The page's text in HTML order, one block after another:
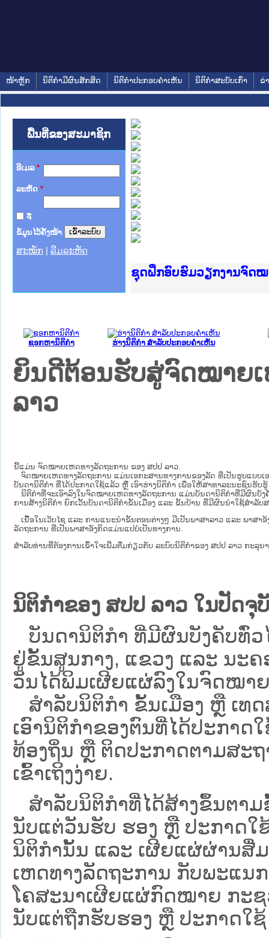
ໜ້າຫຼັກ ນິຕິກໍາມີຜົນສັກສິດ ນິຕິກໍາປະກອບຄໍາເຫັນ ນິຕິກໍາສະບັບເກົ່າ ຂ່
ພື້ນທີ່ຂອງສະມາຊິກ
ອີເມລ *
ລະຫັດ *
ຈື່
ຂໍ້ມູນໄວ້ຄັ້ງໜ້າ
ສະໝັກ ລືມລະຫັດ
Ministry of Justice Lao
ເຜີຍແຜ່ວັບໄຊຈົດໝາຍເຫດ
ກະຊວງຍຸຕິທຳ
ຊຸດຝຶກອົບຮົມວຽກງານຈົດໝ
ກອງປະຊຸມທົບທວນຄືນການ
ຝຶກອົບຮົມ ຜູ່ປະສານງານວ
ຝຶກອົບຮົມ ຜູ່ປະສານງານວ
ເຜີຍແຜ່ແອັບກົດໝາຍລາວ
ເຜີຍແຜ່ແອັບກົດໝາຍລາວ
ຍົກລະດັບວຽກງານຈົດໝາຍ
ຊຸດຝຶກອົບຮົມວຽກງານຈົດໝ
ຊອກຫານິຕິກໍາ ຮ່າງນິຕິກໍາ ສໍາລັບປະກອບຄໍາເຫັນ
ຍິນດີຕ້ອນຮັບສູ່ຈົດໝາຍເ
ລາວ
ນີ້ແມ່ນ ຈົດໝາຍເຫດທາງລັດຖະການ ຂອງ ສປປ ລາວ.
ຈົດໝາຍເຫດທາງລັດຖະການ ແມ່ນ​ເອ​ກະ​ສານ​ທາງ​ການ​ຂອງ​ລັດ ທີ່​ເປັນ​ຮູບ​ແບບ​ເ
ບັນ​ດາ​ນິ​ຕິ​ກຳ ທີ່ໄດ້ປະກາດໃຊ້ແລ້ວ ຫຼື ເອົາຮ່າງນິຕິກໍາ ເພື່ອໃຫ້​ສາ​ທາ​ລະ​ນະ​ຊົນ​ຮັບ​
ນິ​ຕິ​ກຳ​ທີ່​ຈະ​ເອົາ​ລົງ​ໃນ​ຈົດ​ໝາຍ​ເຫດ​ທາງ​ລັດ​ຖະ​ການ ​ແມ່ນ​ບັນ​ດາ​ນິ​ຕິ​ກຳ​ທີ່​ມີ​ຜົນ​ບັ
ການ​ສ້າງ​ນິ​ຕິ​ກຳ ຍົກ​ເວັ້ນ​ບັນ​ດານິ​ຕິ​ກຳ​ຂັ້ນ​ເມືອງ ແລະ ຂັ້ນ​ບ້ານ ​ທີ່​ມີ​ຜົນ​ນຳ​ໃຊ້​ສຳ​ລັບ​
ເນື້ອໃນ​ເວັບ​ໄຊ​ ແລະ ການແນະນໍາຂັ້ນຕອນຕ່າງໆ ມີເປັນພາສາລາວ ແລະ ພາສາ
ລັດຖະການ ທີ່ເປັນພາສາອັງກິດແມ່ນແປບໍ່ເປັນທາງການ.
ສໍາລັບທ່ານທີ່ຕ້ອງການເຂົ້າໃຈເພີ່ມຕື່ມກ່ຽວກັບ ລະບົບນິຕິກຳຂອງ ສປປ ລາວ ກະລຸນ
ນິຕິກຳຂອງ ສປປ ລາວ ໃນປັດ
ບັນດານິຕິກໍາ ທີ່ມີຜົນບັງຄັບທົ່ວ
ຢູ່ຂັ້ນ​ສູນ​ກາງ, ແຂວງ ແລະ ນ
ວັນໄດ້ພິມເຜີຍແຜ່ລົງໃນຈົດໝາ
ສຳລັບນິ​ຕິ​ກຳ ຂັ້ນເມືອງ ຫຼື ເທ
ເອົານິຕິກຳຂອງຕົນທີ່ໄດ້ປະກາ
ທ້ອງຖິ່ນ ຫຼື ຕິດປະກາດຕາມສະ
ເຂົ້າເຖິງງ່າຍ.
ສໍາລັບນິຕິກໍາທີ່ໄດ້ສ້າງຂຶ້ນຕາ
ນັບແຕ່ວັນຮັບ ຮອງ ຫຼື ປະກາດໃ
ນິຕິກໍານັ້ນ ແລະ ເຜີຍແຜ່ຜ່ານສື່
ເຫດທາງລັດຖະການ ກັບ​ພະແນ
ໂຄສະນາເຜີຍແຜ່ກົດໝາຍ ກະ
ນັບແຕ່ຖືກຮັບຮອງ ຫຼື ປະກາດໃຊ້